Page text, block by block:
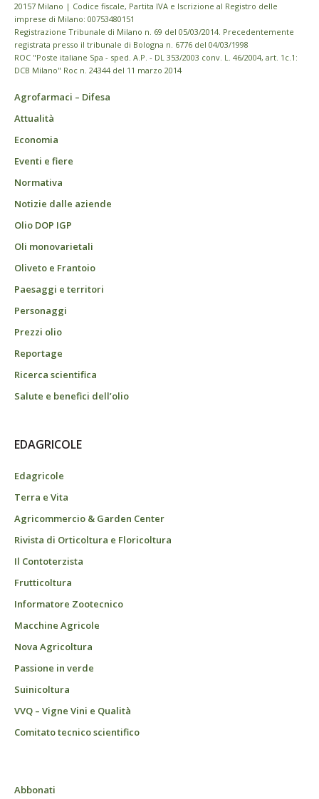
20157 Milano | Codice fiscale, Partita IVA e Iscrizione al Registro delle
imprese di Milano: 00753480151
Registrazione Tribunale di Milano n. 69 del 05/03/2014. Precedentemente
registrata presso il tribunale di Bologna n. 6776 del 04/03/1998
ROC "Poste italiane Spa - sped. A.P. - DL 353/2003 conv. L. 46/2004, art. 1c.1:
DCB Milano" Roc n. 24344 del 11 marzo 2014
Agrofarmaci – Difesa
Attualità
Economia
Eventi e fiere
Normativa
Notizie dalle aziende
Olio DOP IGP
Oli monovarietali
Oliveto e Frantoio
Paesaggi e territori
Personaggi
Prezzi olio
Reportage
Ricerca scientifica
Salute e benefici dell’olio
EDAGRICOLE
Edagricole
Terra e Vita
Agricommercio & Garden Center
Rivista di Orticoltura e Floricoltura
Il Contoterzista
Frutticoltura
Informatore Zootecnico
Macchine Agricole
Nova Agricoltura
Passione in verde
Suinicoltura
VVQ – Vigne Vini e Qualità
Comitato tecnico scientifico
Abbonati